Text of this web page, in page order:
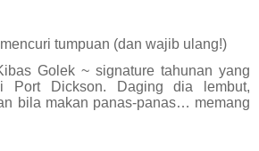
tumpuan (dan wajib ulang!)
Golek ~ signature tahunan yang
Port Dickson. Daging dia lembut,
bila makan panas-panas… memang